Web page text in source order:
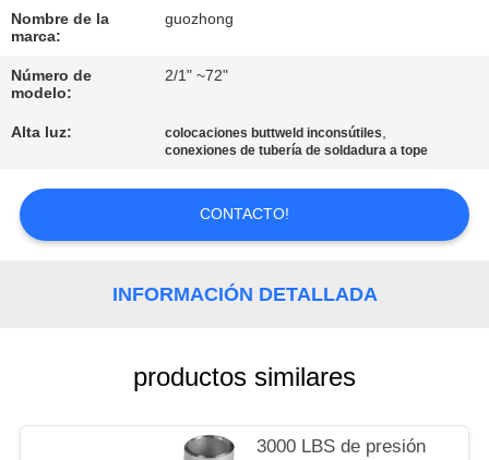
DE
LA
FÁBRICA
CONTROL
DE
CALIDAD
ÉNTRENOS
Nombre de la
marca:
guozhong
Número de
modelo:
2/1" ~72"
Alta luz: colocaciones buttweld inconsútiles,
conexiones de tubería de soldadura a tope
CONTACTO!
INFORMACIÓN DETALLADA
productos similares
3000 LBS de presión